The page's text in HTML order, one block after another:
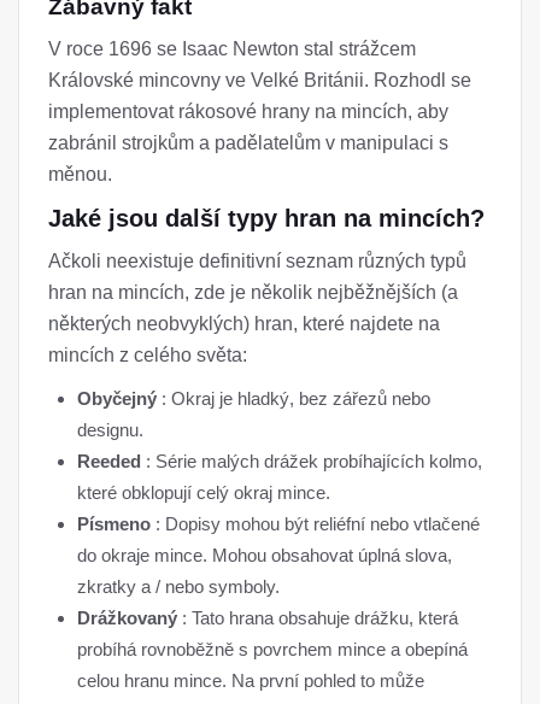
Zábavný fakt
V roce 1696 se Isaac Newton stal strážcem
Královské mincovny ve Velké Británii. Rozhodl se
implementovat rákosové hrany na mincích, aby
zabránil strojkům a padělatelům v manipulaci s
měnou.
Jaké jsou další typy hran na mincích?
Ačkoli neexistuje definitivní seznam různých typů
hran na mincích, zde je několik nejběžnějších (a
některých neobvyklých) hran, které najdete na
mincích z celého světa:
Obyčejný : Okraj je hladký, bez zářezů nebo
designu.
Reeded : Série malých drážek probíhajících kolmo,
které obklopují celý okraj mince.
Písmeno : Dopisy mohou být reliéfní nebo vtlačené
do okraje mince. Mohou obsahovat úplná slova,
zkratky a / nebo symboly.
Drážkovaný : Tato hrana obsahuje drážku, která
probíhá rovnoběžně s povrchem mince a obepíná
celou hranu mince. Na první pohled to může